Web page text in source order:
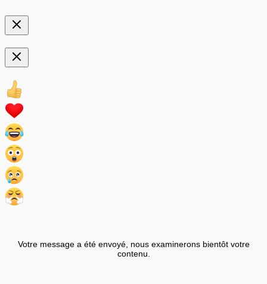
Votre message a été envoyé, nous examinerons bientôt votre
contenu.